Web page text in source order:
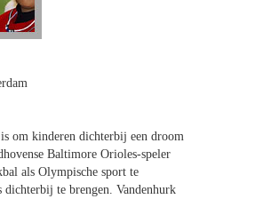
om kinderen dichterbij een droom
Baltimore Orioles-speler
als Olympische sport te
te brengen. Vandenhurk